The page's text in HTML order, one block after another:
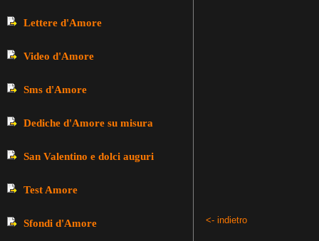
Lettere d'Amore
Video d'Amore
Sms d'Amore
Dediche d'Amore su misura
San Valentino e dolci auguri
Test Amore
Sfondi d'Amore <- indietro